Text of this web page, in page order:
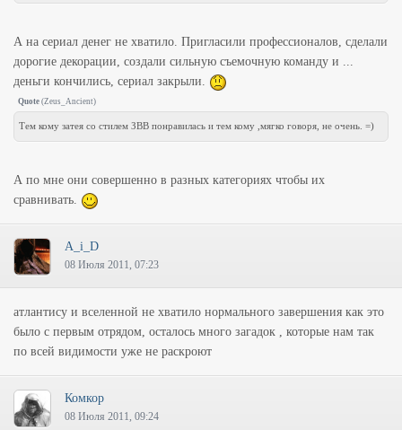
А на сериал денег не хватило. Пригласили профессионалов, сделали
дорогие декорации, создали сильную съемочную команду и ...
деньги кончились, сериал закрыли.
Quote (Zeus_Ancient)
Тем кому затея со стилем ЗВВ понравилась и тем кому ,мягко говоря, не очень. =)
А по мне они совершенно в разных категориях чтобы их
сравнивать.
A_i_D
08 Июля 2011, 07:23
атлантису и вселенной не хватило нормального завершения как это
было с первым отрядом, осталось много загадок , которые нам так
по всей видимости уже не раскроют
Комкор
08 Июля 2011, 09:24